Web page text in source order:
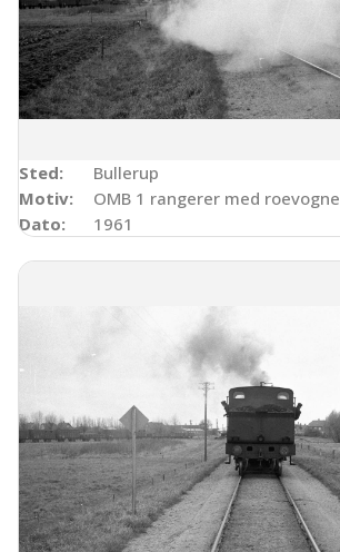
Sted:
Bullerup
Motiv:
OMB 1 rangerer med roevogne
Dato:
1961